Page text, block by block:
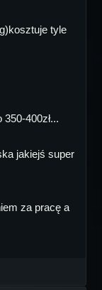
tyle
400zł...
jakiejś super
za pracę a